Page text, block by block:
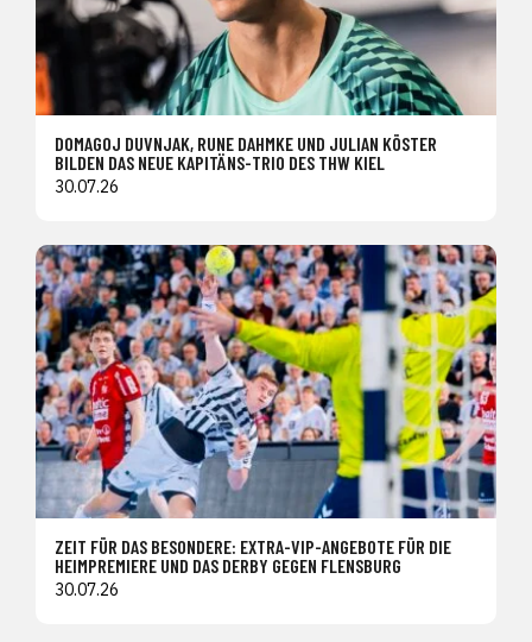
DOMAGOJ DUVNJAK, RUNE DAHMKE UND JULIAN KÖSTER
BILDEN DAS NEUE KAPITÄNS-TRIO DES THW KIEL
30.07.26
ZEIT FÜR DAS BESONDERE: EXTRA-VIP-ANGEBOTE FÜR DIE
HEIMPREMIERE UND DAS DERBY GEGEN FLENSBURG
30.07.26